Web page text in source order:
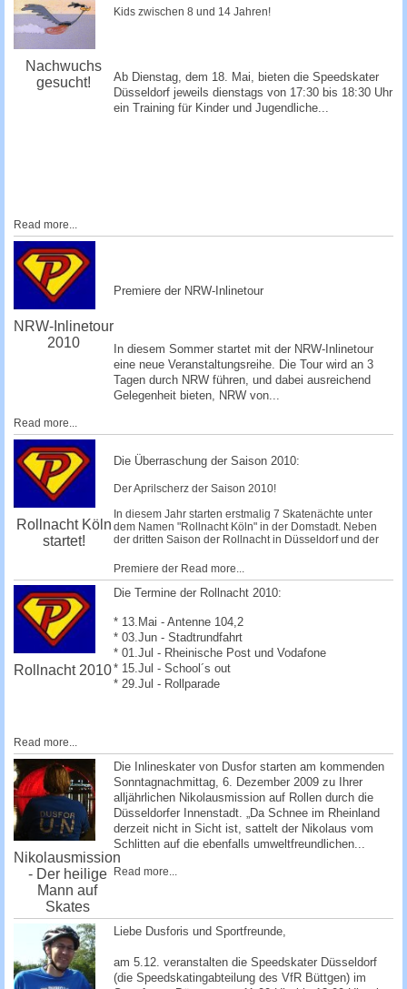
Nachwuchs
gesucht!
Kids zwischen 8 und 14 Jahren!
Ab Dienstag, dem 18. Mai, bieten die Speedskater
Düsseldorf jeweils dienstags von 17:30 bis 18:30 Uhr
ein Training für Kinder und Jugendliche...
Read more...
NRW-Inlinetour
2010
Premiere der NRW-Inlinetour
In diesem Sommer startet mit der NRW-Inlinetour
eine neue Veranstaltungsreihe. Die Tour wird an 3
Tagen durch NRW führen, und dabei ausreichend
Gelegenheit bieten, NRW von...
Read more...
Rollnacht Köln
startet!
Die Überraschung der Saison 2010:
Der Aprilscherz der Saison 2010!
In diesem Jahr starten erstmalig 7 Skatenächte unter
dem Namen "Rollnacht Köln" in der Domstadt. Neben
der dritten Saison der Rollnacht in Düsseldorf und der
Premiere der Read more...
Rollnacht 2010
Die Termine der Rollnacht 2010:
* 13.Mai - Antenne 104,2
* 03.Jun - Stadtrundfahrt
* 01.Jul - Rheinische Post und Vodafone
* 15.Jul - School´s out
* 29.Jul - Rollparade
Read more...
Nikolausmission
- Der heilige
Mann auf
Skates
Die Inlineskater von Dusfor starten am kommenden
Sonntagnachmittag, 6. Dezember 2009 zu Ihrer
alljährlichen Nikolausmission auf Rollen durch die
Düsseldorfer Innenstadt. „Da Schnee im Rheinland
derzeit nicht in Sicht ist, sattelt der Nikolaus vom
Schlitten auf die ebenfalls umweltfreundlichen...
Read more...
Liebe Dusforis und Sportfreunde,
am 5.12. veranstalten die Speedskater Düsseldorf
(die Speedskatingabteilung des VfR Büttgen) im